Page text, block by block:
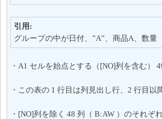
引用:
グループの中が日付、”A”、商品A、数量
・A1 セルを始点とする（[NO]列を含む）
・この表の 1 行目は列見出し行、2 行目以
・[NO]列を除く 48 列（ B:AW ）のそれぞ